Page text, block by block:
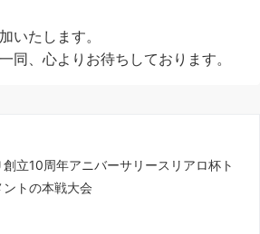
いたします。
同、心よりお待ちしております。
創立10周年アニバーサリースリアロ杯ト
ントの本戦大会